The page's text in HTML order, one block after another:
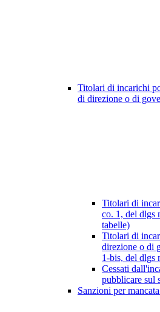
Titolari di incarichi
di direzione o di
Titolari di
co. 1, del dlgs
tabelle)
Titolari di
direzione o di
1-bis, del dlgs
Cessati
pubblicare sul
Sanzioni per